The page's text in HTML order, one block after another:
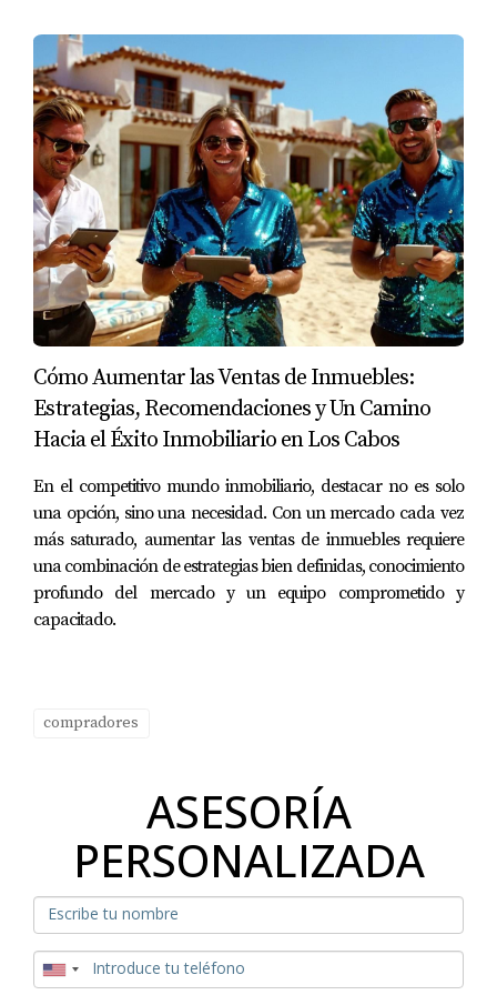
En caso de que no califiques para esta exención, el
ISR sobre la venta de una propiedad puede variar
entre el5% y el 35% de la ganancia de capital. Sin
embargo, ajustando el valor de compra con base en
la inflación o la
Unidad de Inversión (UDI), podrías
reducir significativamente el ISR.
¿Cómo ser millonario antes de los 40?
Siguiendo una estrategia disciplinada, podrías
convertirte en millonario antes de los 40 años:
Adquiere más propiedades : Si mantienes un
buen historial crediticio, podrías adquirir más
propiedades después de algunos años y repetir
pasivos.
Reinversión
: Utiliza los ingresos de las rentas
parapagar de manera anticipadatus créditos
o invertir en mejoras que aumenten el valor de
vacacionales
maximizar tus ingresos, ya que estas suelen
generar más rentabilidad que las rentas a
largo plazo. Considera subarrendar
propiedad si no puedes utilizar todo el espacio.
Opta por bienes raíces comerciales
Cómo Aumentar las Ventas de Inmuebles:
Estrategias, Recomendaciones y Un Camino
Hacia el Éxito Inmobiliario en Los Cabos
En el competitivo mundo inmobiliario, destacar no es solo
una opción, sino una necesidad. Con un mercado cada vez
más saturado, aumentar las ventas de inmuebles requiere
una combinación de estrategias bien definidas, conocimiento
profundo del mercado y un equipo comprometido y
capacitado.
compradores
ASESORÍA
PERSONALIZADA